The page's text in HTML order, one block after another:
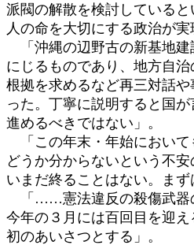
派閥の解散を検討している
人の命を大切にする政治が
「沖縄の辺野古の新基地建
にじるものであり、地方自
根拠を求めるなど再三対話
った。丁寧に説明すると国
進めるべきではない」。
「この年末・年始において
どうか分からないという不
いまだ終ることはない。ま
「……憲法違反の殺傷武器の
今年の３月には百回目を迎
初のあいさつとする」。